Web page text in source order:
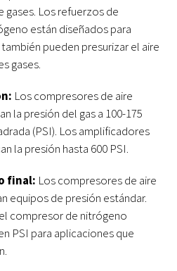
gases. Los refuerzos de
están diseñados para
pueden presurizar el aire
gases.
Los compresores de aire
la presión del gas a 100-175
(PSI). Los amplificadores
la presión hasta 600 PSI.
final: Los compresores de aire
equipos de presión estándar.
compresor de nitrógeno
PSI para aplicaciones que